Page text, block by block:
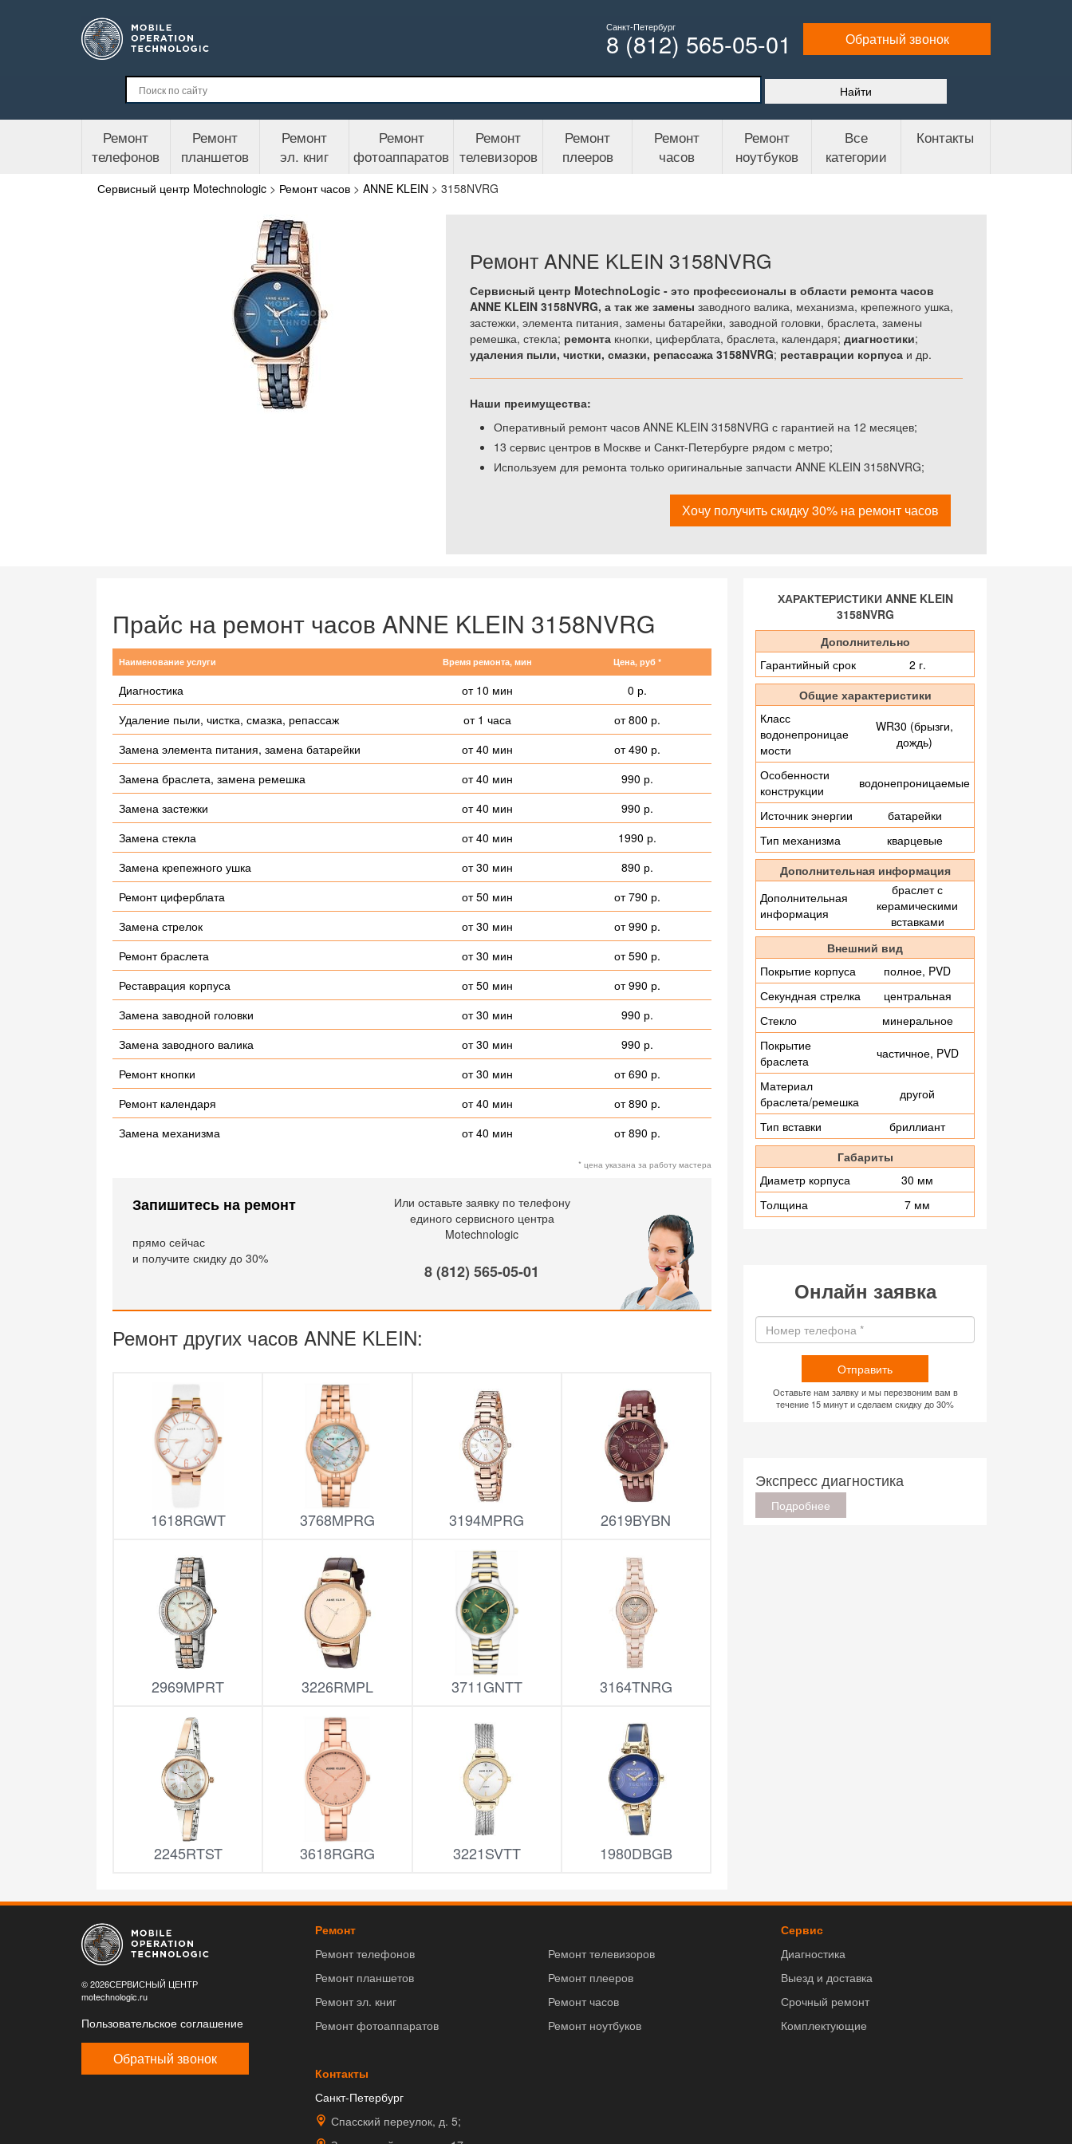
Санкт-Петербург
8 (812) 565-05-01 Обратный звонок
Ремонт
телефонов
Ремонт
планшетов
Ремонт
эл. книг
Ремонт
фотоаппаратов
Ремонт
телевизоров
Ремонт
плееров
Ремонт
часов
Ремонт
ноутбуков
Все
категории
Контакты
Сервисный центр Motechnologic > Ремонт часов > ANNE KLEIN > 3158NVRG
Ремонт ANNE KLEIN 3158NVRG
Сервисный центр MotechnoLogic - это профессионалы в области ремонта часов
ANNE KLEIN 3158NVRG, а так же замены заводного валика, механизма, крепежного ушка,
застежки, элемента питания, замены батарейки, заводной головки, браслета, замены
ремешка, стекла; ремонта кнопки, циферблата, браслета, календаря; диагностики;
удаления пыли, чистки, смазки, репассажа 3158NVRG; реставрации корпуса и др.
Наши преимущества:
Оперативный ремонт часов ANNE KLEIN 3158NVRG с гарантией на 12 месяцев;
13 сервис центров в Москве и Санкт-Петербурге рядом с метро;
Используем для ремонта только оригинальные запчасти ANNE KLEIN 3158NVRG;
Хочу получить скидку 30% на ремонт часов
Прайс на ремонт часов ANNE KLEIN 3158NVRG
Наименование услуги Время ремонта, мин Цена, руб *
Диагностика от 10 мин
0 р.
Удаление пыли, чистка, смазка, репассаж
от 1 часа
от 800 р.
Замена элемента питания, замена батарейки
от 40 мин
от 490 р.
Замена браслета, замена ремешка
от 40 мин
990 р.
Замена застежки
от 40 мин
990 р.
Замена стекла
от 40 мин
1990 р.
Замена крепежного ушка
от 30 мин
890 р.
Ремонт циферблата
от 50 мин
от 790 р.
Замена стрелок
от 30 мин
от 990 р.
Ремонт браслета
от 30 мин
от 590 р.
Реставрация корпуса
от 50 мин
от 990 р.
Замена заводной головки
от 30 мин
990 р.
Замена заводного валика
от 30 мин
990 р.
Ремонт кнопки
от 30 мин
от 690 р.
Ремонт календаря
от 40 мин
от 890 р.
Замена механизма
от 40 мин от 890 р.
* цена указана за работу мастера
Запишитесь на ремонт
прямо сейчас
и получите скидку до 30%
Или оставьте заявку по телефону
единого сервисного центра
Motechnologic
8 (812) 565-05-01
Ремонт других часов ANNE KLEIN:
1618RGWT 3768MPRG 3194MPRG 2619BYBN
2969MPRT 3226RMPL 3711GNTT 3164TNRG
2245RTST 3618RGRG 3221SVTT 1980DBGB
ХАРАКТЕРИСТИКИ ANNE KLEIN
3158NVRG
Дополнительно
Гарантийный срок
2 г.
Общие характеристики
Класс
водонепроницае
мости
WR30 (брызги,
дождь)
Особенности
конструкции
водонепроницаемые
Источник энергии
батарейки
Тип механизма
кварцевые
Дополнительная информация
Дополнительная
информация
браслет с
керамическими
вставками
Внешний вид
Покрытие корпуса
полное, PVD
Секундная стрелка
центральная
Стекло
минеральное
Покрытие
браслета
частичное, PVD
Материал
браслета/ремешка
другой
Тип вставки
бриллиант
Габариты
Диаметр корпуса
30 мм
Толщина
7 мм
Онлайн заявка
Отправить
Оставьте нам заявку и мы перезвоним вам в
течение 15 минут и сделаем скидку до 30%
Экспресс диагностика
Подробнее
© 2026СЕРВИСНЫЙ ЦЕНТР
motechnologic.ru
Пользовательское соглашение
Обратный звонок
Ремонт
Ремонт телефонов
Ремонт планшетов
Ремонт эл. книг
Ремонт фотоаппаратов
Ремонт телевизоров
Ремонт плееров
Ремонт часов
Ремонт ноутбуков
Сервис
Диагностика
Выезд и доставка
Срочный ремонт
Комплектующие
Контакты
Санкт-Петербург
Спасский переулок, д. 5;